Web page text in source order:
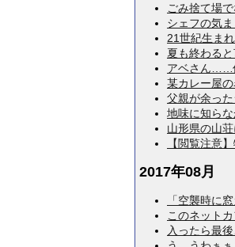
ごみ捨て場
シェフの気
21世紀生ま
夏も終わる
アベさん……
某カレー屋
父親が余っ
地味に知ら
山形県の山
【閲覧注意
2017年08月
「空襲時に
このネット
入ったら最